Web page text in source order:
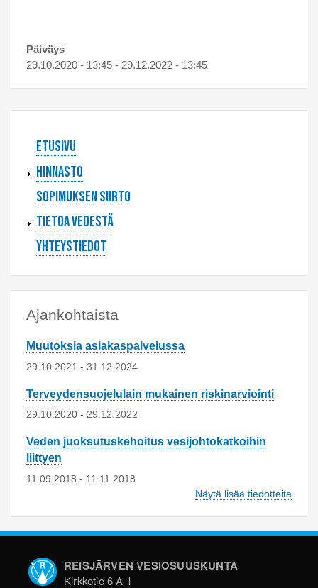
Päiväys
29.10.2020 - 13:45 - 29.12.2022 - 13:45
Etusivu
Hinnasto
Sopimuksen siirto
Tietoa vedestä
Yhteystiedot
Ajankohtaista
Muutoksia asiakaspalvelussa
29.10.2021 - 31.12.2024
Terveydensuojelulain mukainen riskinarviointi
29.10.2020 - 29.12.2022
Veden juoksutuskehoitus vesijohtokatkoihin
liittyen
11.09.2018 - 11.11.2018
Näytä lisää tiedotteita
REISJÄRVEN VESIOSUUSKUNTA
Kirkkotie 6 A 1